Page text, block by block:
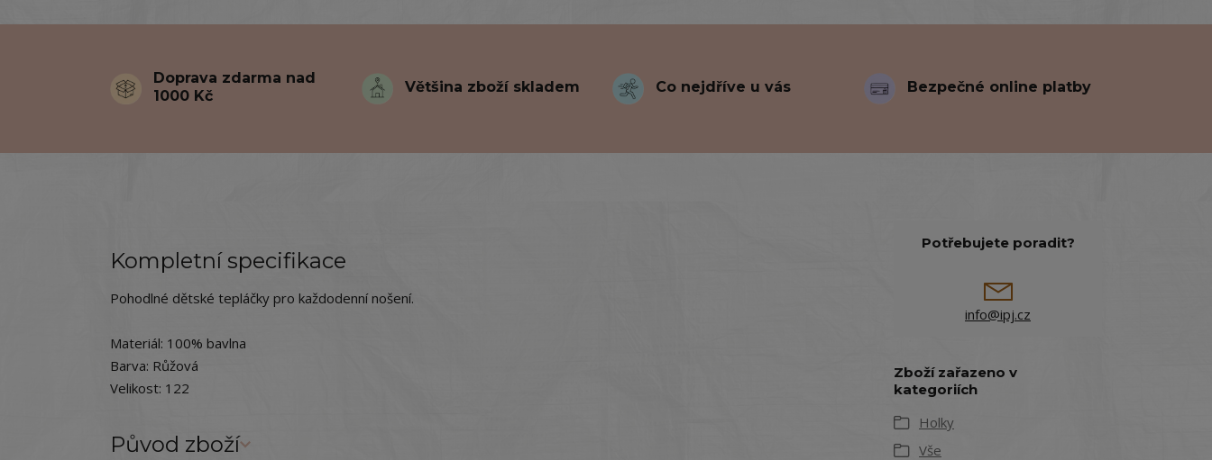
Doprava zdarma nad
1000 Kč
Většina zboží skladem Co nejdříve u vás Bezpečné online platby
Kompletní specifikace
Pohodlné dětské tepláčky pro každodenní nošení.
Materiál: 100% bavlna
Barva: Růžová
Velikost: 122
Původ zboží
Potřebujete poradit?
info@ipj.cz
Zboží zařazeno v
kategoriích
Holky
Vše